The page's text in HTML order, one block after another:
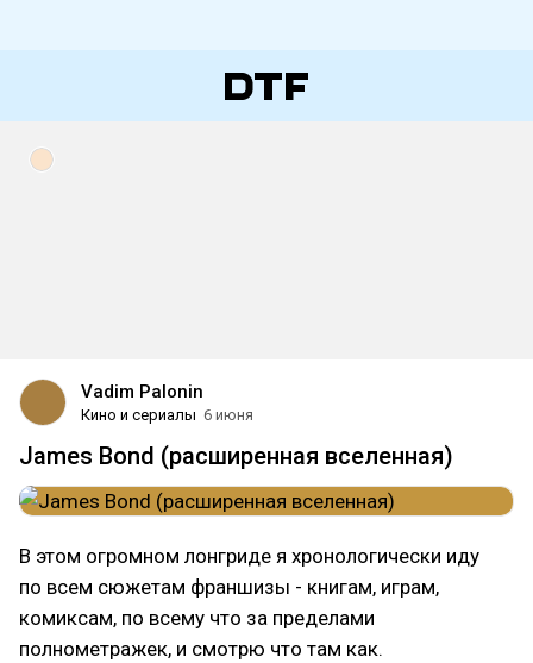
Vadim Palonin
Кино и сериалы 6 июня
James Bond (расширенная вселенная)
В этом огромном лонгриде я хронологически иду
по всем сюжетам франшизы - книгам, играм,
комиксам, по всему что за пределами
полнометражек, и смотрю что там как.